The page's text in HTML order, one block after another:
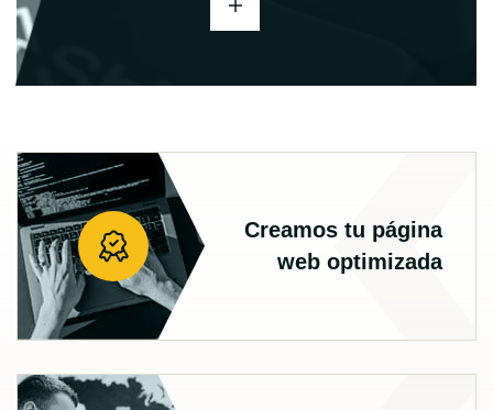
Creamos tu página
web optimizada